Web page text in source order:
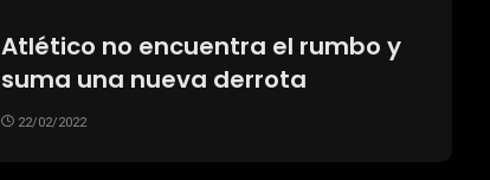
Atlético no encuentra el rumbo y
suma una nueva derrota
22/02/2022